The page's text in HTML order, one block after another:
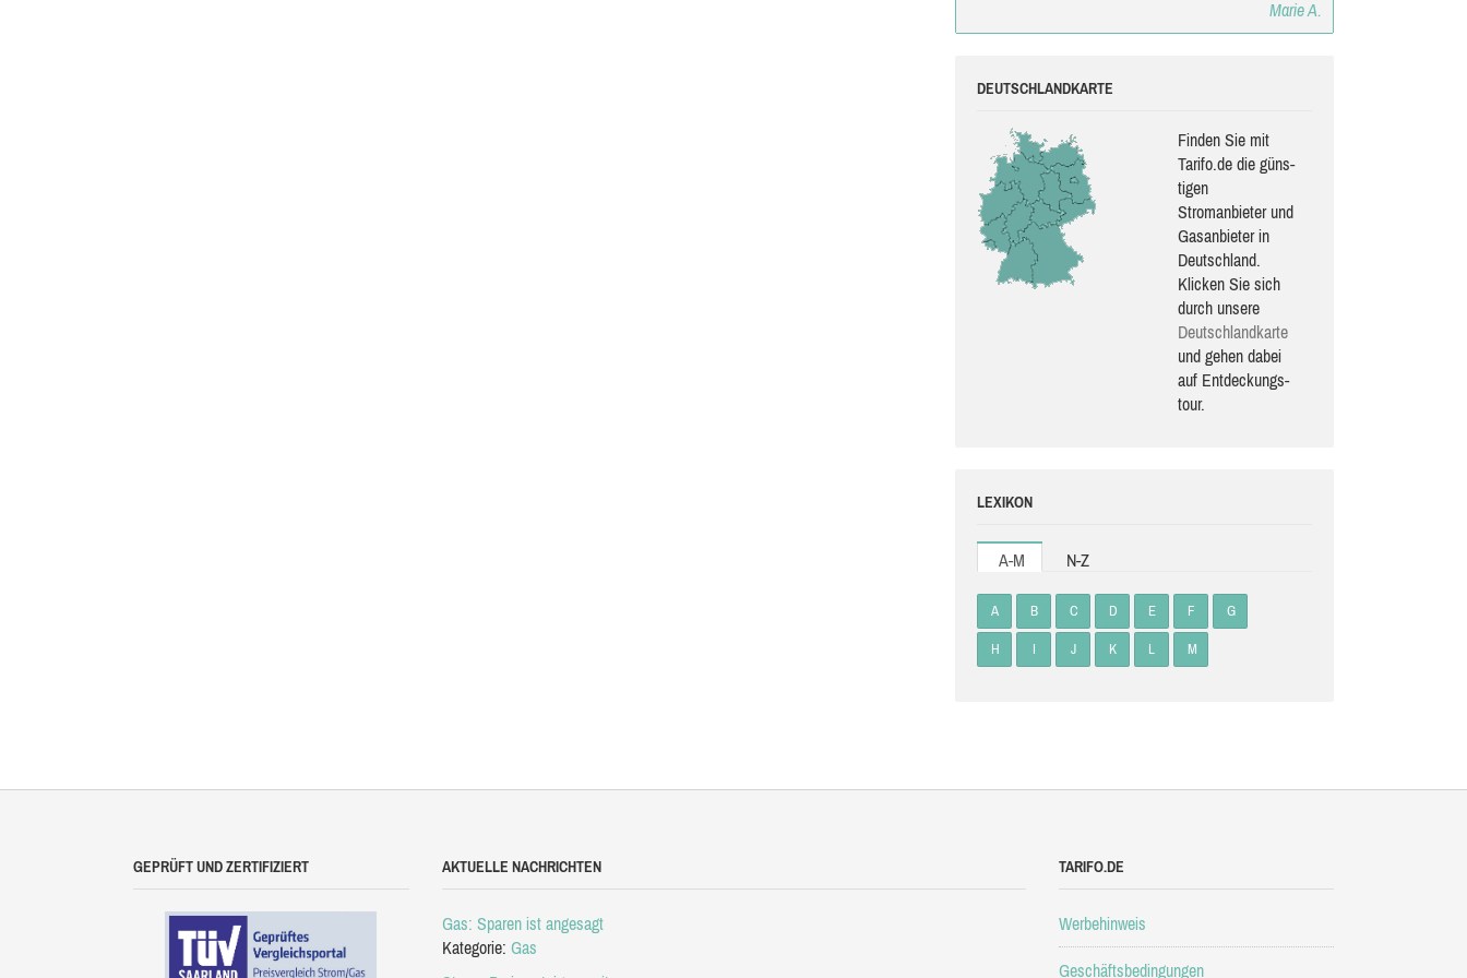
Marie A.
DEUTSCHLANDKARTE
Finden Sie mit
Tarifo.de die güns­
ti­gen
Stromanbieter und
Gasanbieter in
Deutschland.
Klicken Sie sich
durch unsere
Deutsch­land­karte
und gehen dabei
auf Ent­de­ckungs­
tour.
LEXIKON
A-M N-Z
A B C D E F G
H I J K L M
GEPRÜFT UND ZERTIFIZIERT AKTUELLE NACHRICHTEN
Gas: Sparen ist angesagt
Kategorie: Gas
TARIFO.DE
Werbehinweis
Geschäftsbedingungen